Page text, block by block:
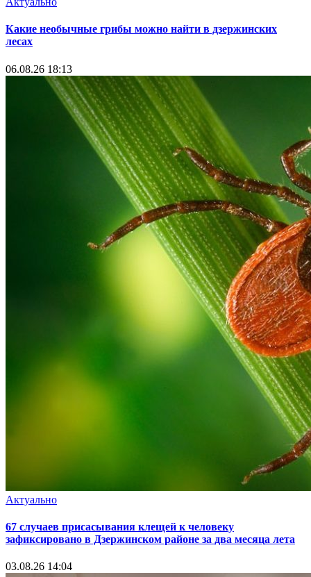
Какие необычные грибы можно найти в дзержинских
лесах
06.08.26 18:13
Актуально
67 случаев присасывания клещей к человеку
зафиксировано в Дзержинском районе за два месяца лета
03.08.26 14:04